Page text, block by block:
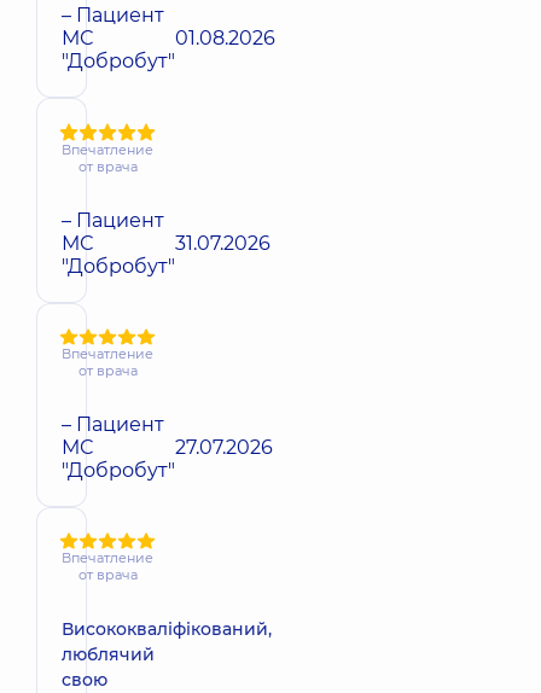
– Пациент
МС
"Добробут"
01.08.2026
Впечатление
от врача
– Пациент
МС
"Добробут"
31.07.2026
Впечатление
от врача
– Пациент
МС
"Добробут"
27.07.2026
Впечатление
от врача
Висококваліфікований,
люблячий
свою